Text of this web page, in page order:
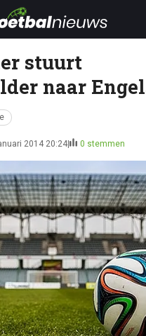
stuurt
naar
2014 20:24 0 stemmen